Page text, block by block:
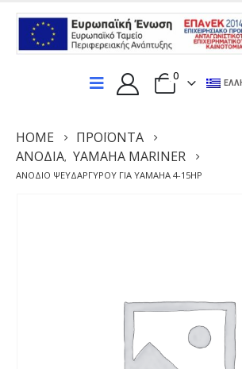
0
HOME
ΠΡΟΪΌΝΤΑ
ΑΝΌΔΙΑ, YAMAHA MARINER
ΑΝΌΔΙΟ ΨΕΥΔΑΡΓΎΡΟΥ ΓΙΑ YAMAHA 4-15HP